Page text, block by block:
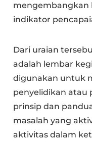
mengembangkan
indikator
Dari uraian
adalah lembar
digunakan untuk
penyelidikan atau
prinsip dan
masalah yang
aktivitas dalam